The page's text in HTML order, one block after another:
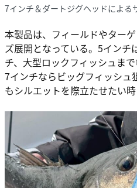
7インチ＆ダートジグヘッドによる
本製品は、フィールドやター
ズ展開となっている。5インチ
チ、大型ロックフィッシュま
7インチならビッグフィッシュ
もシルエットを際立たせたい